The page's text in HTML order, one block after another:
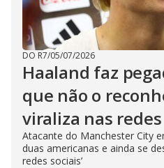
DO R7/05/07/2026
Haaland faz
que não o
viraliza nas redes
Atacante do Manchester City
duas americanas e ainda se
redes sociais’